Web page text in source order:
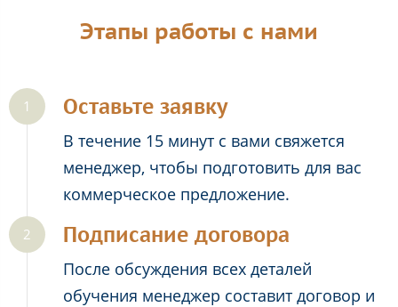
Этапы работы с нами
Оставьте заявку
В течение 15 минут с вами свяжется
менеджер, чтобы подготовить для вас
коммерческое предложение.
Подписание договора
После обсуждения всех деталей
обучения менеджер составит договор и